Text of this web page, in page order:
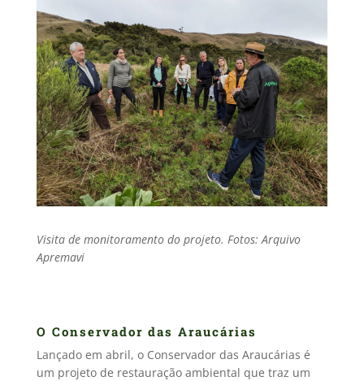
Visita de monitoramento do projeto. Fotos: Arquivo
Apremavi
O Conservador das Araucárias
Lançado em abril, o Conservador das Araucárias é
um projeto de restauração ambiental que traz um